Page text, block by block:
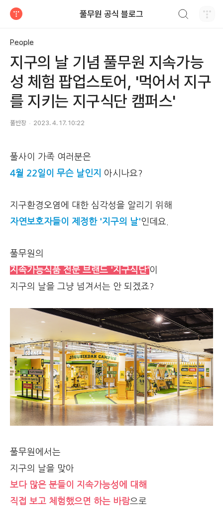
풀무원 공식 블로그
People
지구의 날 기념 풀무원 지속가능
성 체험 팝업스토어, '먹어서 지구
를 지키는 지구식단 캠퍼스'
풀반장 2023. 4. 17. 10:22
풀사이 가족 여러분은
4월 22일이 무슨 날인지
아시나요?
지구환경오염에 대한 심각성을 알리기 위해
자연보호자들이 제정한 '지구의 날'인데요.
풀무원의
지속가능식품 전문 브랜드 '지구식단'이
지구의 날을 그냥 넘겨서는 안 되겠죠?
풀무원에서는
지구의 날을 맞아
보다 많은 분들이 지속가능성에 대해
직접 보고 체험했으면 하는 바람으로